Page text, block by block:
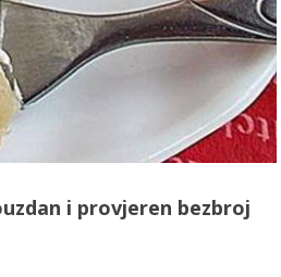
i provjeren bezbroj